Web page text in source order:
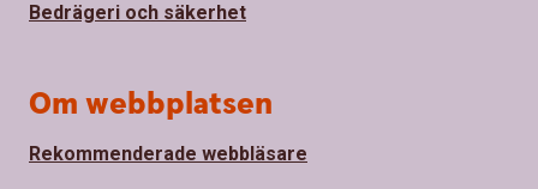
Bedrägeri och säkerhet
Om webbplatsen
Rekommenderade webbläsare